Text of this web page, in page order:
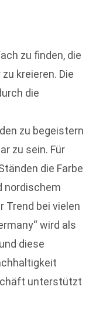
zu finden, die
kreieren. Die
die
zu begeistern
zu sein. Für
die Farbe
nordischem
Trend bei vielen
wird als
diese
unterstützt